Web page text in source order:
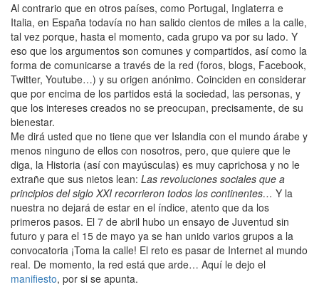
Al contrario que en otros países, como Portugal, Inglaterra e
Italia, en España todavía no han salido cientos de miles a la calle,
tal vez porque, hasta el momento, cada grupo va por su lado. Y
eso que los argumentos son comunes y compartidos, así como la
forma de comunicarse a través de la red (foros, blogs, Facebook,
Twitter, Youtube…) y su origen anónimo. Coinciden en considerar
que por encima de los partidos está la sociedad, las personas, y
que los intereses creados no se preocupan, precisamente, de su
bienestar.
Me dirá usted que no tiene que ver Islandia con el mundo árabe y
menos ninguno de ellos con nosotros, pero, que quiere que le
diga, la Historia (así con mayúsculas) es muy caprichosa y no le
extrañe que sus nietos lean: Las revoluciones sociales que a
principios del siglo XXI recorrieron todos los continentes… Y la
nuestra no dejará de estar en el índice, atento que da los
primeros pasos. El 7 de abril hubo un ensayo de Juventud sin
futuro y para el 15 de mayo ya se han unido varios grupos a la
convocatoria ¡Toma la calle! El reto es pasar de Internet al mundo
real. De momento, la red está que arde… Aquí le dejo el
manifiesto, por si se apunta.